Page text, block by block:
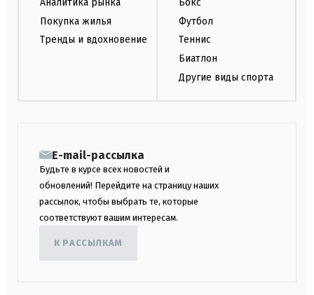
Покупка жилья
Тренды и вдохновение
Футбол
Теннис
Биатлон
Другие виды спорта
E-mail-рассылка
Будьте в курсе всех новостей и
обновлений! Перейдите на страницу наших
рассылок, чтобы выбрать те, которые
соответствуют вашим интересам.
К РАССЫЛКАМ